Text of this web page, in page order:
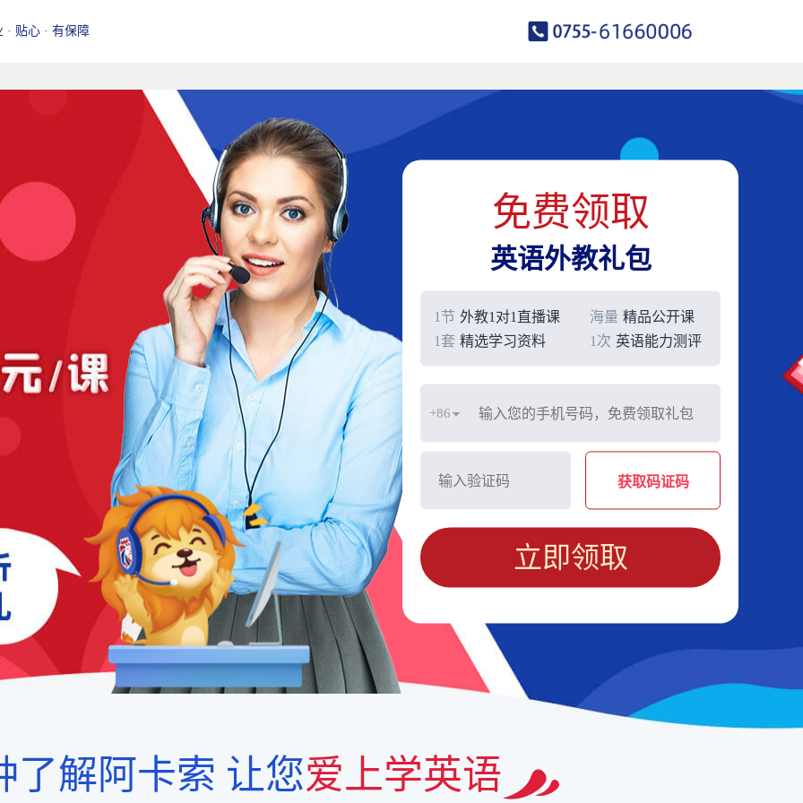
· 贴心 · 有保障
免费领取
英语外教礼包
1节 外教1对1直播课 海量 精品公开课
1套 精选学习资料 1次 英语能力测评
+86
获取码证码
立即领取
了解阿卡索 让您爱上学英语